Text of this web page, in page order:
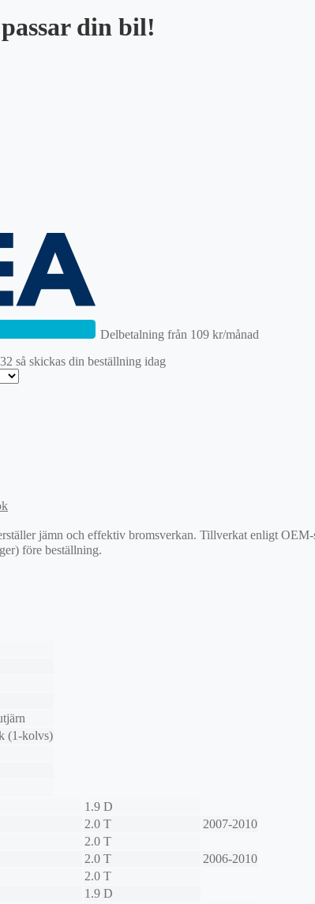
din bil!
Delbetalning från 109 kr/månad
så skickas din beställning idag
jämn och effektiv bromsverkan. Tillverkat enligt
före beställning.
(1-kolvs)
1.9 D
2.0 T
2007-2010
2.0 T
2.0 T
2006-2010
2.0 T
1.9 D